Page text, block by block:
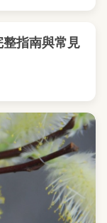
指南與常見